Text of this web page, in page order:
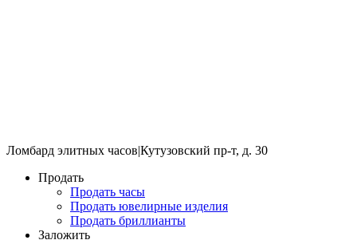
Ломбард элитных часов|Кутузовский пр-т, д. 30
Продать
Продать часы
Продать ювелирные изделия
Продать бриллианты
Заложить